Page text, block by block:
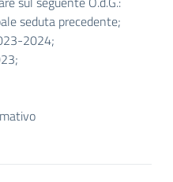
seduta precedente;
2024;